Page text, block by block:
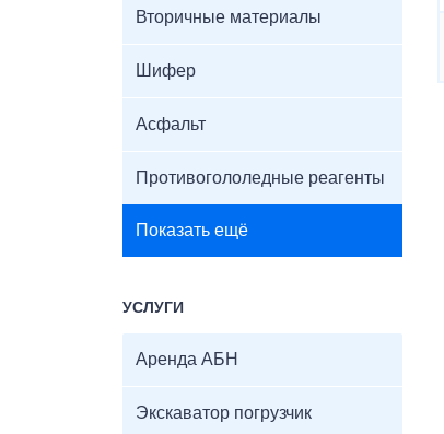
Вторичные материалы
Шифер
Асфальт
Противогололедные реагенты
Показать ещё
УСЛУГИ
Аренда АБН
Экскаватор погрузчик